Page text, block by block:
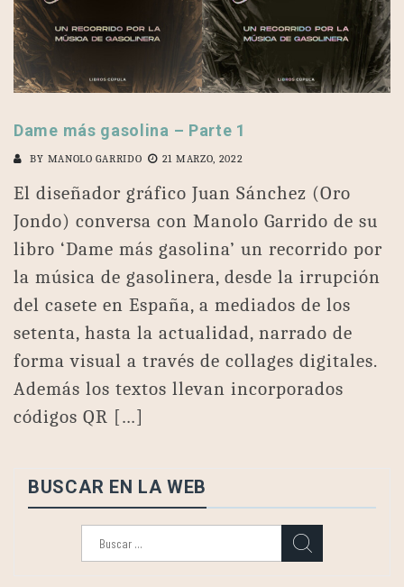
Dame más gasolina – Parte 1
BY MANOLO GARRIDO 21 MARZO, 2022
El diseñador gráfico Juan Sánchez (Oro
Jondo) conversa con Manolo Garrido de su
libro ‘Dame más gasolina’ un recorrido por
la música de gasolinera, desde la irrupción
del casete en España, a mediados de los
setenta, hasta la actualidad, narrado de
forma visual a través de collages digitales.
Además los textos llevan incorporados
códigos QR […]
BUSCAR EN LA WEB